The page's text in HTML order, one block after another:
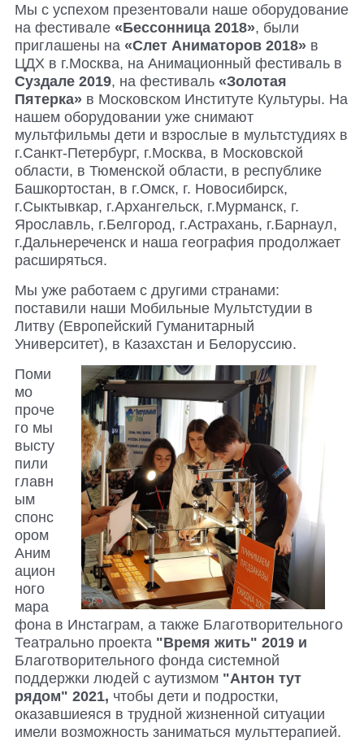
Мы с успехом презентовали наше оборудование
на фестивале «Бессонница 2018», были
приглашены на «Слет Аниматоров 2018» в
ЦДХ в г.Москва, на Анимационный фестиваль в
Суздале 2019, на фестиваль «Золотая
Пятерка» в Московском Институте Культуры. На
нашем оборудовании уже снимают
мультфильмы дети и взрослые в мультстудиях в
г.Санкт-Петербург, г.Москва, в Московской
области, в Тюменской области, в республике
Башкортостан, в г.Омск, г. Новосибирск,
г.Сыктывкар, г.Архангельск, г.Мурманск, г.
Ярославль, г.Белгород, г.Астрахань, г.Барнаул,
г.Дальнереченск и наша география продолжает
расширяться.
Мы уже работаем с другими странами:
поставили наши Мобильные Мультстудии в
Литву (Европейский Гуманитарный
Университет), в Казахстан и Белоруссию.
Поми
мо
проче
го мы
высту
пили
главн
ым
спонс
ором
Аним
ацион
ного
мара
фона в Инстаграм, а также Благотворительного
Театрально проекта "Время жить" 2019 и
Благотворительного фонда системной
поддержки людей с аутизмом "Антон тут
рядом" 2021, чтобы дети и подростки,
оказавшиеяся в трудной жизненной ситуации
имели возможность заниматься мульттерапией.